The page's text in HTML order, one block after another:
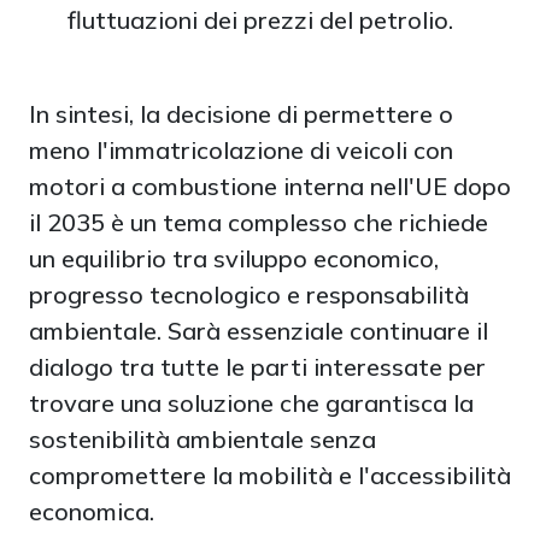
fluttuazioni dei prezzi del petrolio.
In sintesi, la decisione di permettere o
meno l'immatricolazione di veicoli con
motori a combustione interna nell'UE dopo
il 2035 è un tema complesso che richiede
un equilibrio tra sviluppo economico,
progresso tecnologico e responsabilità
ambientale. Sarà essenziale continuare il
dialogo tra tutte le parti interessate per
trovare una soluzione che garantisca la
sostenibilità ambientale senza
compromettere la mobilità e l'accessibilità
economica.